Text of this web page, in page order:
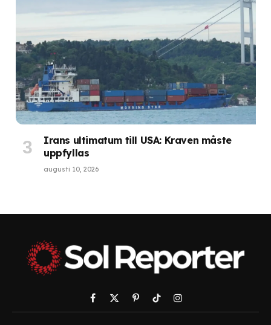
Irans ultimatum till USA: Kraven måste
uppfyllas
augusti 10, 2026
Facebook
X
(Twitter)
PinterestTikTokInstagram